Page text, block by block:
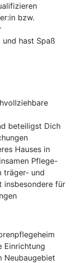
bzw.
hast Spaß
beteiligst Dich
Hauses in
Pflege-
träger- und
insbesondere für
Einrichtung
Neubaugebiet